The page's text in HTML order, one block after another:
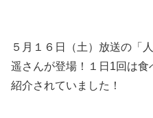
５月１６日（土）放送の「
遥さんが登場！１日1回は
紹介されていました！